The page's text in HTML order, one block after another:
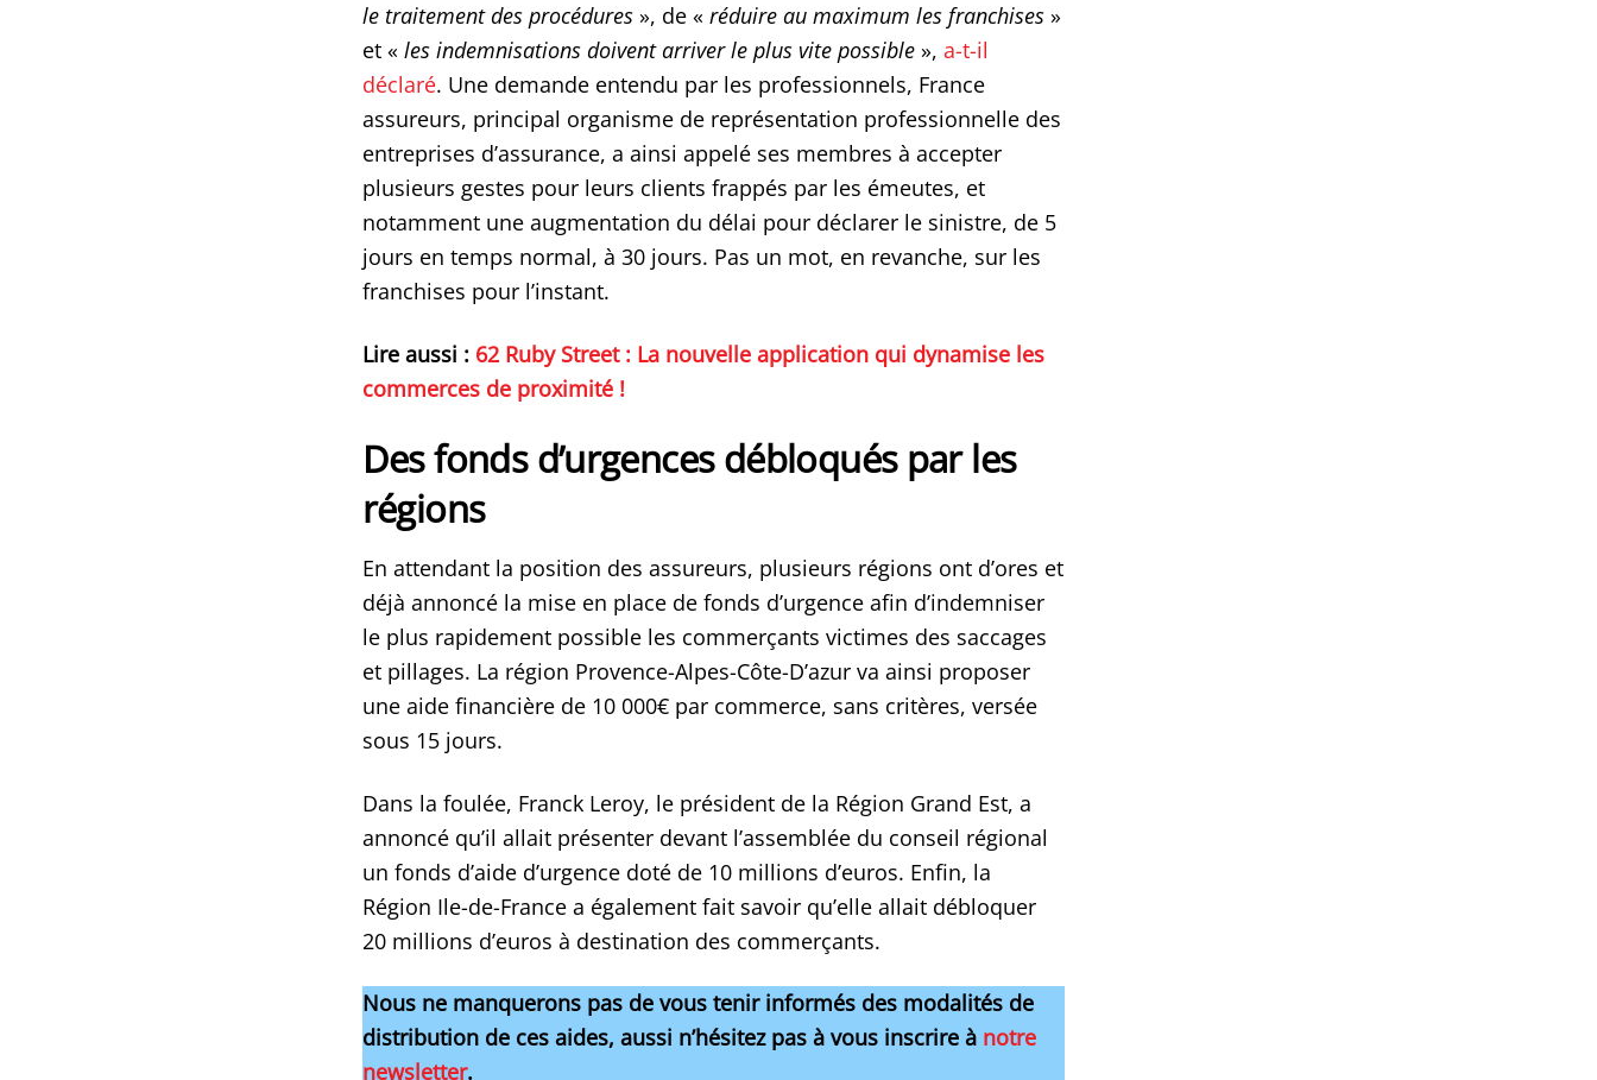
le traitement des procédures», de « réduire au maximum les franchises»
et « les indemnisations doivent arriver le plus vite possible», a-t-il
déclaré. Une demande entendu par les professionnels, France
assureurs, principal organisme de représentation professionnelle des
entreprises d’assurance, a ainsi appelé ses membres à accepter
plusieurs gestes pour leurs clients frappés par les émeutes, et
notamment une augmentation du délai pour déclarer le sinistre, de 5
jours en temps normal, à 30 jours. Pas un mot, en revanche, sur les
franchises pour l’instant.
Lire aussi : 62 Ruby Street : La nouvelle application qui dynamise les
commerces de proximité !
Des fonds d’urgences débloqués par les
régions
En attendant la position des assureurs, plusieurs régions ont d’ores et
déjà annoncé la mise en place de fonds d’urgence afin d’indemniser
le plus rapidement possible les commerçants victimes des saccages
et pillages. La région Provence-Alpes-Côte-D’azur va ainsi proposer
une aide financière de 10 000€ par commerce, sans critères, versée
sous 15 jours.
Dans la foulée, Franck Leroy, le président de la Région Grand Est, a
annoncé qu’il allait présenter devant l’assemblée du conseil régional
un fonds d’aide d’urgence doté de 10 millions d’euros. Enfin, la
Région Ile-de-France a également fait savoir qu’elle allait débloquer
20 millions d’euros à destination des commerçants.
Nous ne manquerons pas de vous tenir informés des modalités de
distribution de ces aides, aussi n’hésitez pas à vous inscrire à notre
newsletter.